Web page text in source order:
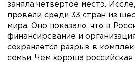
заняла четвертое место.
провели среди 33 стран из
мира. Оно показало, что в
финансирование и
сохраняется разрыв в
семьи. Чем хороша